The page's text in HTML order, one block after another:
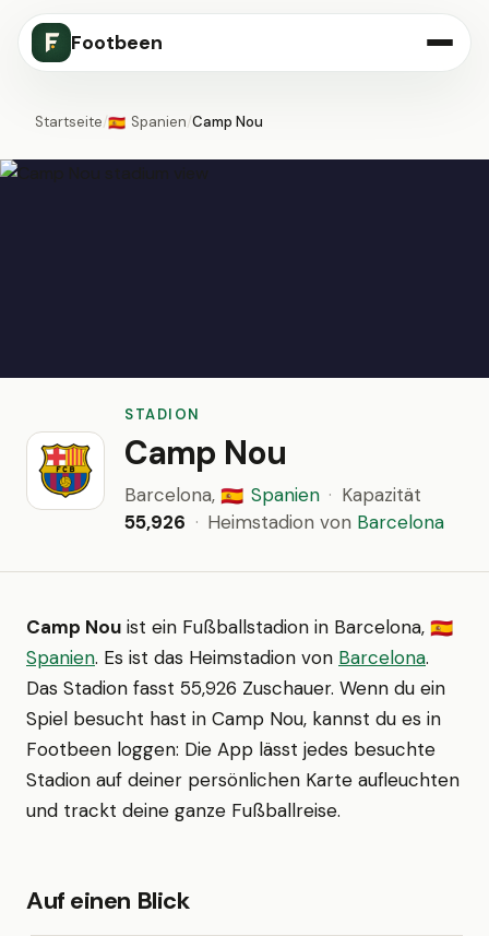
Footbeen
Startseite/🇪🇸 Spanien/Camp Nou
STADION
Camp Nou
Barcelona, 🇪🇸 Spanien · Kapazität
55,926 · Heimstadion von Barcelona
Camp Nou ist ein Fußballstadion in Barcelona, 🇪🇸
Spanien. Es ist das Heimstadion von Barcelona.
Das Stadion fasst 55,926 Zuschauer. Wenn du ein
Spiel besucht hast in Camp Nou, kannst du es in
Footbeen loggen: Die App lässt jedes besuchte
Stadion auf deiner persönlichen Karte aufleuchten
und trackt deine ganze Fußballreise.
Auf einen Blick